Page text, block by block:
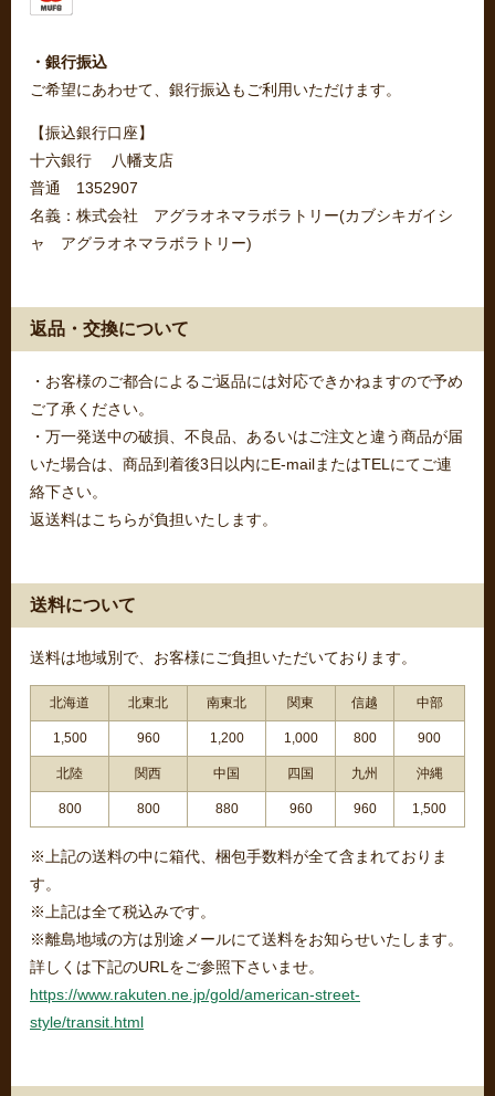
・銀行振込
ご希望にあわせて、銀行振込もご利用いただけます。
【振込銀行口座】
十六銀行 八幡支店
普通 1352907
名義：株式会社 アグラオネマラボラトリー(カブシキガイシ
ャ アグラオネマラボラトリー)
返品・交換について
・お客様のご都合によるご返品には対応できかねますので予め
ご了承ください。
・万一発送中の破損、不良品、あるいはご注文と違う商品が届
いた場合は、商品到着後3日以内にE-mailまたはTELにてご連
絡下さい。
返送料はこちらが負担いたします。
送料について
送料は地域別で、お客様にご負担いただいております。
北海道 北東北 南東北 関東 信越 中部
1,500 960 1,200 1,000 800 900
北陸 関西 中国 四国 九州 沖縄
800 800 880 960 960 1,500
※上記の送料の中に箱代、梱包手数料が全て含まれておりま
す。
※上記は全て税込みです。
※離島地域の方は別途メールにて送料をお知らせいたします。
詳しくは下記のURLをご参照下さいませ。
https://www.rakuten.ne.jp/gold/american-street-
style/transit.html